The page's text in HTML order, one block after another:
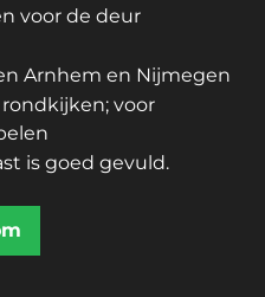
voor de deur
Arnhem en Nijmegen
voor
is goed gevuld.